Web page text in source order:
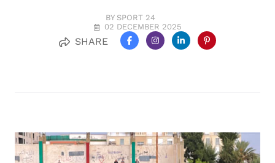
BY SPORT 24
02 DECEMBER 2025
SHARE